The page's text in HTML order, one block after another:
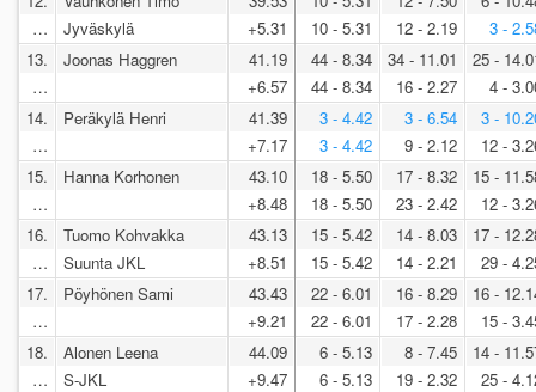
…
Jyväskylä
+5.31
10 - 5.31
12 - 2.19
3 -
13.
…
Joonas Haggren
41.19
+6.57
44 - 8.34
44 - 8.34
34 - 11.01
16 - 2.27
25 -
4 -
14.
…
Peräkylä Henri
41.39
+7.17
3 - 4.42
3 - 4.42
3 - 6.54
9 - 2.12
3 -
12 -
15.
…
Hanna Korhonen
43.10
+8.48
18 - 5.50
18 - 5.50
17 - 8.32
23 - 2.42
15 -
12 -
16.
…
Tuomo Kohvakka
Suunta JKL
43.13
+8.51
15 - 5.42
15 - 5.42
14 - 8.03
14 - 2.21
17 -
29 -
17.
…
Pöyhönen Sami
43.43
+9.21
22 - 6.01
22 - 6.01
16 - 8.29
17 - 2.28
16 -
15 -
18.
…
Alonen Leena
S-JKL
44.09
+9.47
6 - 5.13
6 - 5.13
8 - 7.45
19 - 2.32
14 -
25 -